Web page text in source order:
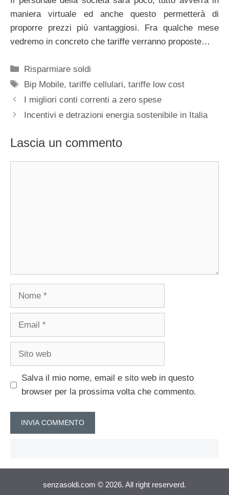
maniera virtuale ed anche questo permetterà di
proporre prezzi più vantaggiosi. Fra qualche mese
vedremo in concreto che tariffe verranno proposte…
Categorie
Risparmiare soldi
Tag
Bip Mobile,tariffe cellulari,tariffe low cost
I migliori conti correnti a zero spese
Incentivi e detrazioni energia sostenibile in Italia
Lascia un commento
Nome
Email
Sito
Salva il mio nome, email e sito web in questo
browser per la prossima volta che commento.
senzasoldi.com © 2026. All right reserverd.